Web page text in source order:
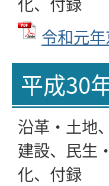
令和元
平成30
沿革・土地
建設、民生
化、付録